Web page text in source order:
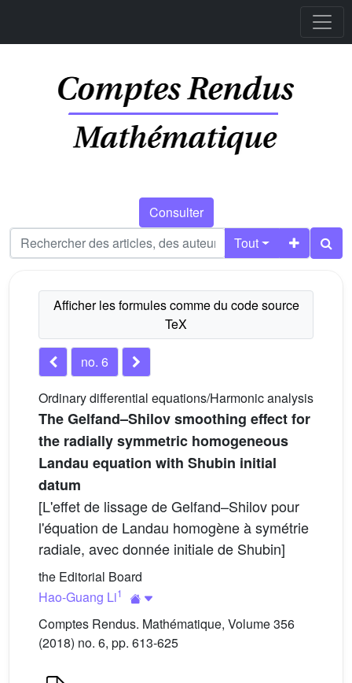
Consulter
Tout
no. 6
Ordinary differential equations/Harmonic analysis
The Gelfand–Shilov smoothing effect for
the radially symmetric homogeneous
Landau equation with Shubin initial
datum
[L'effet de lissage de Gelfand–Shilov pour
l'équation de Landau homogène à symétrie
radiale, avec donnée initiale de Shubin]
the Editorial Board
Hao-Guang Li1
Comptes Rendus. Mathématique, Volume 356
(2018) no. 6, pp. 613-625